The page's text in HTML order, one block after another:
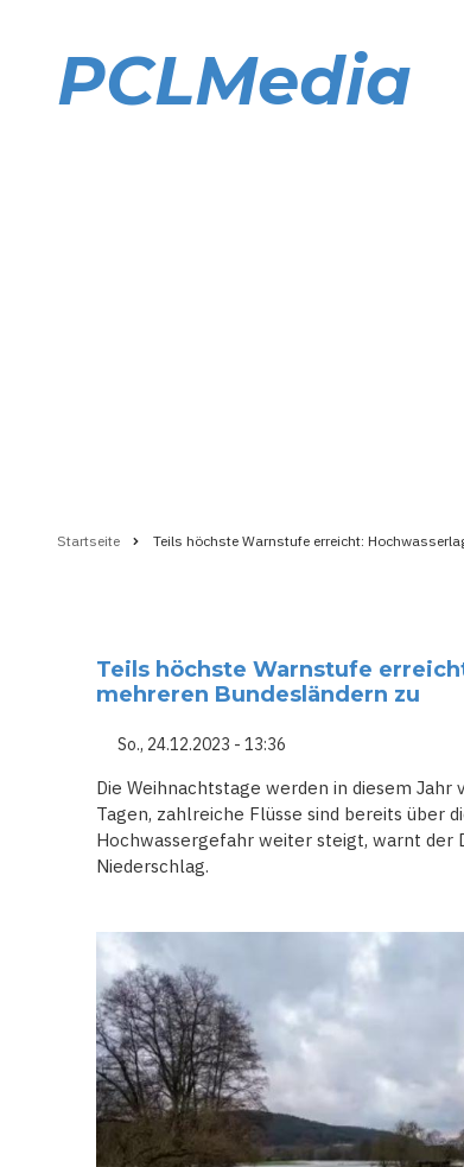
PCLMedia
Startseite Teils höchste Warnstufe erreicht:
Teils höchste Warnstufe
mehreren Bundesländern zu
So., 24.12.2023 - 13:36
Die Weihnachtstage werden in diesem
Tagen, zahlreiche Flüsse sind bereits über
Hochwassergefahr weiter steigt, warnt der
Niederschlag.